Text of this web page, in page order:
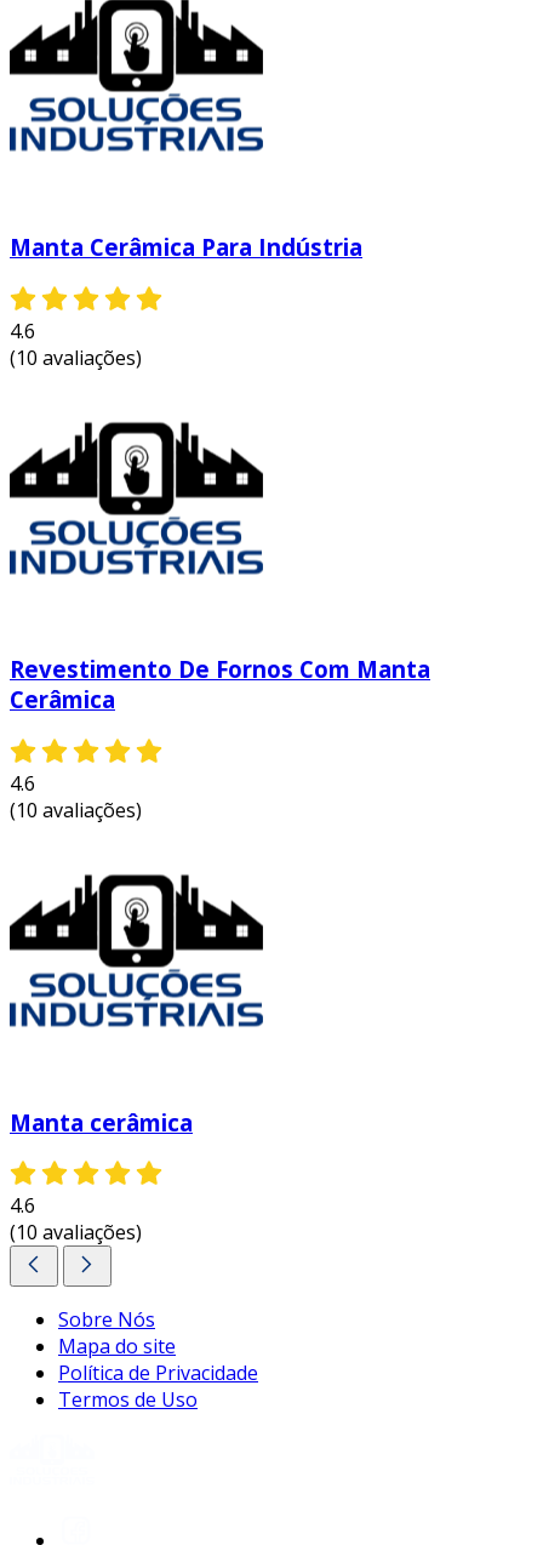
Manta Cerâmica Para Indústria
4.6
(10 avaliações)
Revestimento De Fornos Com Manta
Cerâmica
4.6
(10 avaliações)
Manta cerâmica
4.6
(10 avaliações)
Sobre Nós
Mapa do site
Política de Privacidade
Termos de Uso